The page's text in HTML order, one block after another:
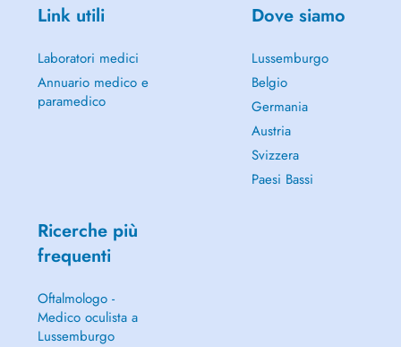
Link utili
Laboratori medici
Annuario medico e
paramedico
Dove siamo
Lussemburgo
Belgio
Germania
Austria
Svizzera
Paesi Bassi
Ricerche più
frequenti
Oftalmologo -
Medico oculista a
Lussemburgo